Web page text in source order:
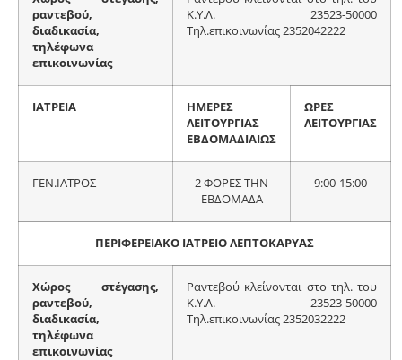
ραντεβού,
διαδικασία,
τηλέφωνα
επικοινωνίας
Κ.Υ.Λ. 23523-50000
Τηλ.επικοινωνίας 2352042222
ΙΑΤΡΕΙΑ
ΗΜΕΡΕΣ
ΛΕΙΤΟΥΡΓΙΑΣ
ΕΒΔΟΜΑΔΙΑΙΩΣ
ΩΡΕΣ
ΛΕΙΤΟΥΡΓΙΑΣ
ΓΕΝ.ΙΑΤΡΟΣ
2 ΦΟΡΕΣ ΤΗΝ
ΕΒΔΟΜΑΔΑ
9:00-15:00
ΠΕΡΙΦΕΡΕΙΑΚΟ ΙΑΤΡΕΙΟ ΛΕΠΤΟΚΑΡΥΑΣ
Χώρος στέγασης,
ραντεβού,
διαδικασία,
τηλέφωνα
επικοινωνίας
Ραντεβού κλείνονται στο τηλ. του
Κ.Υ.Λ. 23523-50000
Τηλ.επικοινωνίας 2352032222